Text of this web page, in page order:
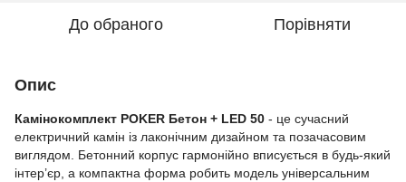
До обраного Порівняти
Опис
Камінокомплект POKER Бетон + LED 50 - це сучасний
електричний камін із лаконічним дизайном та позачасовим
виглядом. Бетонний корпус гармонійно вписується в будь-який
інтер’єр, а компактна форма робить модель універсальним